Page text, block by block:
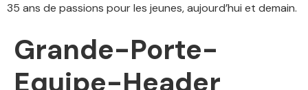
35 ans de passions pour les jeunes, aujourd’hui et demain.
Grande-Porte-
Equipe-Header